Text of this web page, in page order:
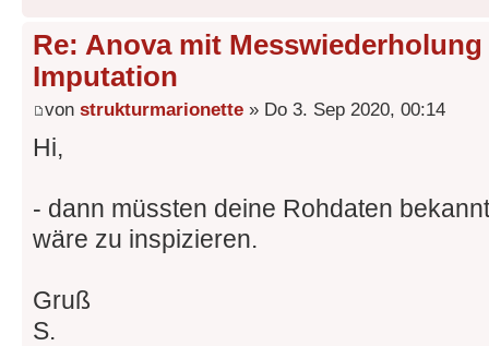
Re: Anova mit
Imputation
von strukturmarionette » Do 3. Sep 2020, 00:14
Hi,
- dann müssten deine Rohdaten
wäre zu inspizieren.
Gruß
S.